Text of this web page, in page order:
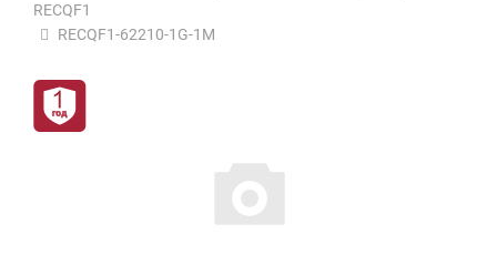
RECQF1
RECQF1-62210-1G-1M